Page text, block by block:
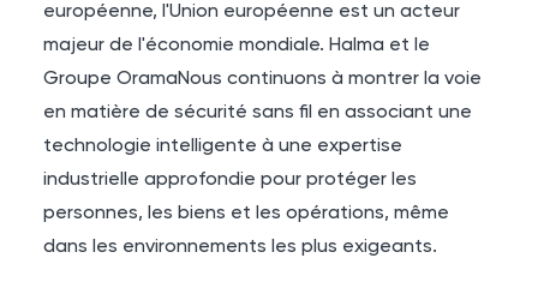
européenne, l'Union européenne est un acteur
majeur de l'économie mondiale. Halma et le
Groupe OramaNous continuons à montrer la voie
en matière de sécurité sans fil en associant une
technologie intelligente à une expertise
industrielle approfondie pour protéger les
personnes, les biens et les opérations, même
dans les environnements les plus exigeants.